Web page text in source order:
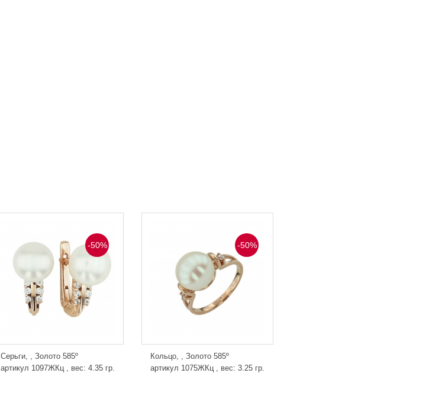
-50%
Серьги, , Золото 585º
артикул 1097ЖКц , вес: 4.35 гр.
-50%
Кольцо, , Золото 585º
артикул 1075ЖКц , вес: 3.25 гр.